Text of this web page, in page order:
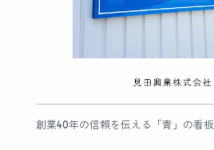
創業40年の信頼を伝える「青」の看板